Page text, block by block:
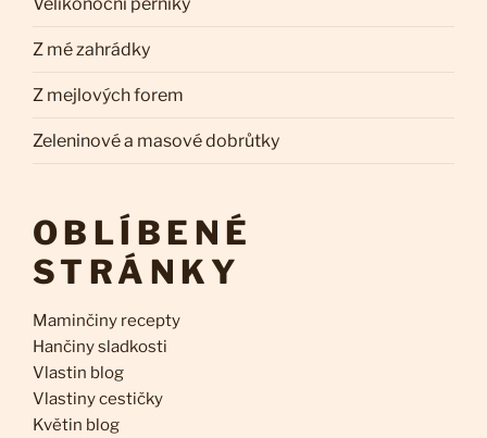
Z mé zahrádky
Z mejlových forem
Zeleninové a masové dobrůtky
OBLÍBENÉ
STRÁNKY
Maminčiny recepty
Hančiny sladkosti
Vlastin blog
Vlastiny cestičky
Květin blog